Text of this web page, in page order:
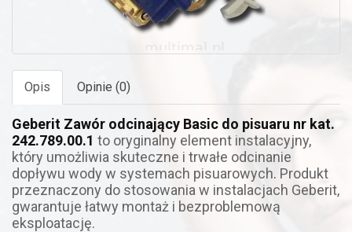
Opis Opinie (0)
Geberit Zawór odcinający Basic do pisuaru nr kat.
242.789.00.1 to oryginalny element instalacyjny,
który umożliwia skuteczne i trwałe odcinanie
dopływu wody w systemach pisuarowych. Produkt
przeznaczony do stosowania w instalacjach Geberit,
gwarantuje łatwy montaż i bezproblemową
eksploatację.